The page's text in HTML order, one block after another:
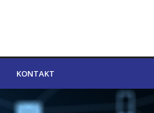
KONTAKT